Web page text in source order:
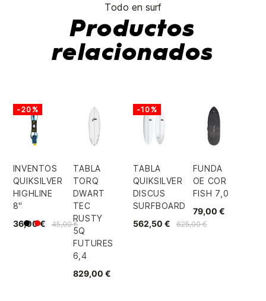
Todo en surf
Productos
relacionados
INVENTOS
QUIKSILVER
HIGHLINE
8"
45,00 €
36,00 €
Negro
Rojo
-20%
TABLA
TORQ
DWART
TEC
RUSTY
5Q
FUTURES
6,4
829,00 €
TABLA
QUIKSILVER
DISCUS
SURFBOARD
625,00 €
562,50 €
-10%
FUNDA
OE COR
FISH 7,0
79,00 €